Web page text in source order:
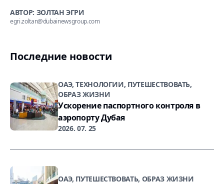
АВТОР: ЗОЛТАН ЭГРИ
egri.zoltan@dubainewsgroup.com
Последние новости
ОАЭ, ТЕХНОЛОГИИ, ПУТЕШЕСТВОВАТЬ,
ОБРАЗ ЖИЗНИ
Ускорение паспортного контроля в
аэропорту Дубая
2026. 07. 25
ОАЭ, ПУТЕШЕСТВОВАТЬ, ОБРАЗ ЖИЗНИ